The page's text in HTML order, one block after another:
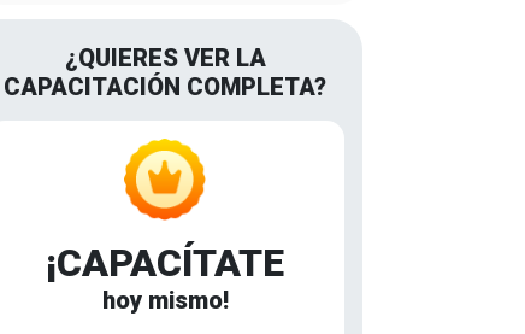
¿QUIERES VER LA
CAPACITACIÓN COMPLETA?
¡CAPACÍTATE
hoy mismo!